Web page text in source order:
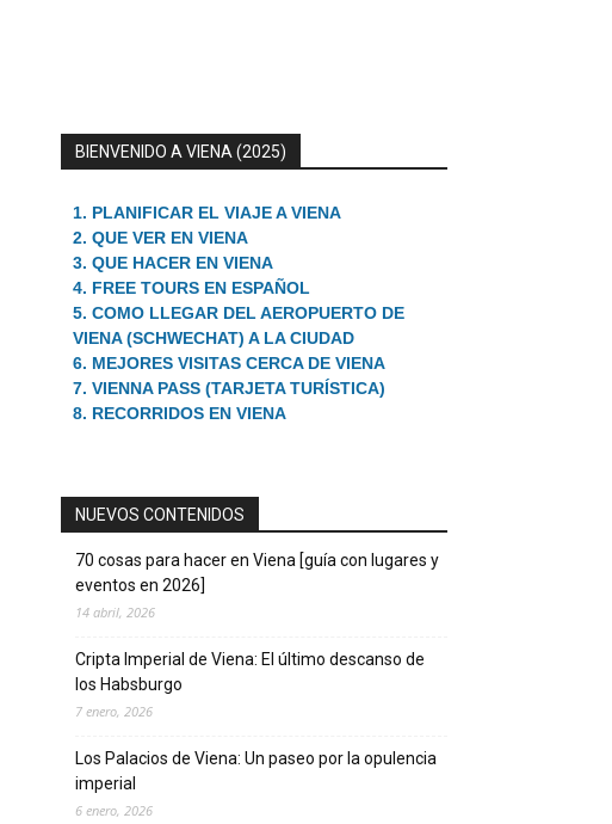
BIENVENIDO A VIENA (2025)
1. PLANIFICAR EL VIAJE A VIENA
2. QUE VER EN VIENA
3. QUE HACER EN VIENA
4. FREE TOURS EN ESPAÑOL
5. COMO LLEGAR DEL AEROPUERTO DE
VIENA (SCHWECHAT) A LA CIUDAD
6. MEJORES VISITAS CERCA DE VIENA
7. VIENNA PASS (TARJETA TURÍSTICA)
8. RECORRIDOS EN VIENA
NUEVOS CONTENIDOS
70 cosas para hacer en Viena [guía con lugares y
eventos en 2026]
14 abril, 2026
Cripta Imperial de Viena: El último descanso de
los Habsburgo
7 enero, 2026
Los Palacios de Viena: Un paseo por la opulencia
imperial
6 enero, 2026